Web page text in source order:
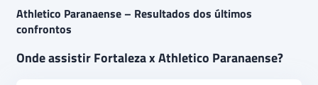
Athletico Paranaense – Resultados dos últimos
confrontos
Onde assistir Fortaleza x Athletico Paranaense?